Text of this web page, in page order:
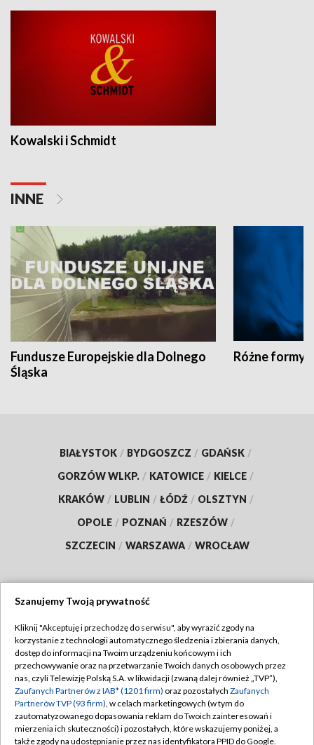
Kowalski i Schmidt
INNE
Fundusze Europejskie dla Dolnego
Śląska
Różne formy
BIAŁYSTOK / BYDGOSZCZ / GDAŃSK /
GORZÓW WLKP. / KATOWICE / KIELCE /
KRAKÓW / LUBLIN / ŁÓDŹ / OLSZTYN /
OPOLE / POZNAŃ / RZESZÓW /
SZCZECIN / WARSZAWA / WROCŁAW
TVP
Abonament TVP
Emisja w TVP
Centrum informacji TVP
Naziemna Telewizja Cyfrowa
Regulamin TVP
Polityka prywatności
Moje zgody
Pomoc
Szanujemy Twoją prywatność
Kliknij "Akceptuję i przechodzę do serwisu", aby wyrazić zgody na
korzystanie z technologii automatycznego śledzenia i zbierania danych,
dostęp do informacji na Twoim urządzeniu końcowym i ich
przechowywanie oraz na przetwarzanie Twoich danych osobowych przez
nas, czyli Telewizję Polską S.A. w likwidacji (zwaną dalej również „TVP”),
Zaufanych Partnerów z IAB* (1201 firm) oraz pozostałych Zaufanych
Partnerów TVP (93 firm), w celach marketingowych (w tym do
zautomatyzowanego dopasowania reklam do Twoich zainteresowań i
mierzenia ich skuteczności) i pozostałych, które wskazujemy poniżej, a
także zgody na udostępnianie przez nas identyfikatora PPID do Google.